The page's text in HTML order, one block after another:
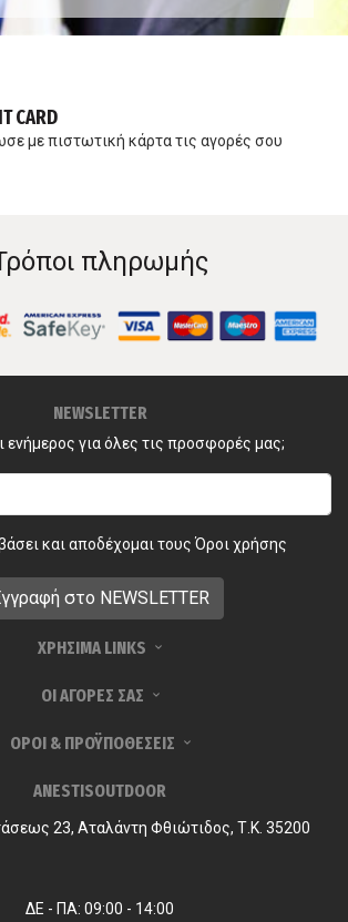
CARD
με πιστωτική κάρτα τις αγορές σου
πληρωμής
NEWSLETTER
ενήμερος για όλες τις προσφορές μας;
και αποδέχομαι τους Όροι χρήσης
ΧΡΗΣΙΜΑ LINKS
ΟΙ ΑΓΟΡΕΣ ΣΑΣ
ΟΡΟΙ & ΠΡΟΫΠΟΘΕΣΕΙΣ
ANESTISOUTDOOR
23, Αταλάντη Φθιώτιδος, Τ.Κ. 35200
ΔΕ - ΠΑ: 09:00 - 14:00